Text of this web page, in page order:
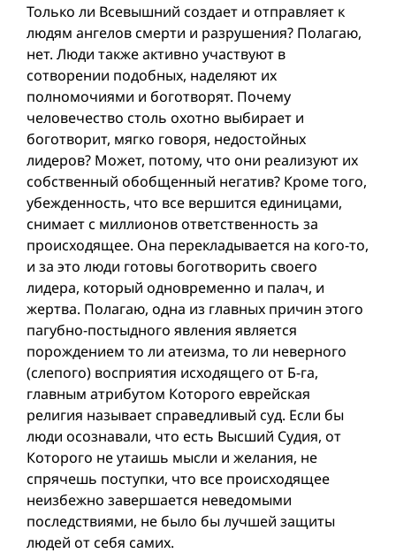
Только ли Всевышний создает и отправляет к
людям ангелов смерти и разрушения? Полагаю,
нет. Люди также активно участвуют в
сотворении подобных, наделяют их
полномочиями и боготворят. Почему
человечество столь охотно выбирает и
боготворит, мягко говоря, недостойных
лидеров? Может, потому, что они реализуют их
собственный обобщенный негатив? Кроме того,
убежденность, что все вершится единицами,
снимает с миллионов ответственность за
происходящее. Она перекладывается на кого-то,
и за это люди готовы боготворить своего
лидера, который одновременно и палач, и
жертва. Полагаю, одна из главных причин этого
пагубно-постыдного явления является
порождением то ли атеизма, то ли неверного
(слепого) восприятия исходящего от Б-га,
главным атрибутом Которого еврейская
религия называет справедливый суд. Если бы
люди осознавали, что есть Высший Судия, от
Которого не утаишь мысли и желания, не
спрячешь поступки, что все происходящее
неизбежно завершается неведомыми
последствиями, не было бы лучшей защиты
людей от себя самих.